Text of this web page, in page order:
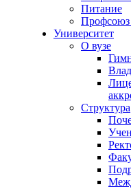
Питание
Профсоюз
Университет
О вузе
Структура